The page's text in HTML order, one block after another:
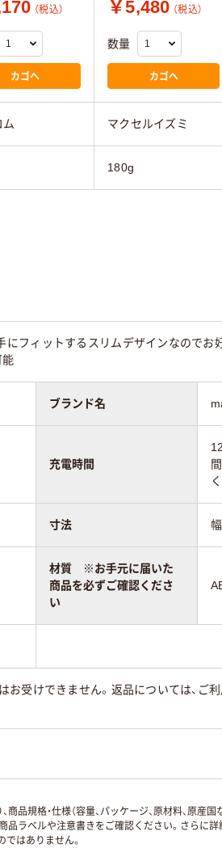
（税込）
カゴへ
￥5,480 （税込）
数量
カゴへ
ム マクセルイズミ
180g
フィットするスリムデザインなので
能
ブランド名
充電時間
寸法
材質 ※お手元に届いた
商品を必ずご確認くださ
い
受けできません。返品については、ご
規格・仕様（容量、パッケージ、原材料、原産
ラベルや注意書きをご確認ください。さらに
ではありません。